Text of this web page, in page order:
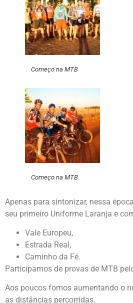
Começo na MTB
Começo na MTB
Apenas para sintonizar, nessa
seu primeiro Uniforme Laranja e
Vale Europeu,
Estrada Real,
Caminho da Fé.
Participamos de provas de MTB
Aos poucos fomos aumentando o
as distâncias percorridas.